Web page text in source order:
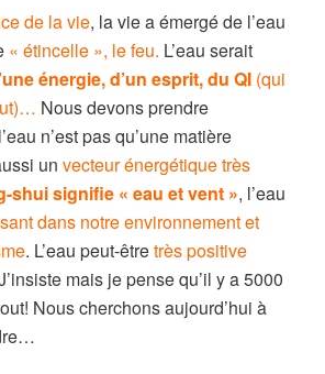
de la vie, la vie a émergé de l’eau
« étincelle », le feu. L’eau serait
énergie, d’un esprit, du QI (qui
Nous devons prendre
n’est pas qu’une matière
un vecteur énergétique très
shui signifie « eau et vent », l’eau
dans notre environnement et
. L’eau peut-êtretrès positive
mais je pense qu’il y a 5000
Nous cherchons aujourd’hui à